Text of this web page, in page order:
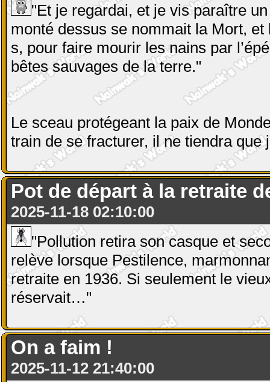
"Et je regardai, et je vis paraître
monté dessus se nommait la Mort,
s, pour faire mourir les nains par
bêtes sauvages de la terre."
Le sceau protégeant la paix de
train de se fracturer, il ne tiendra
Pot de départ à la retraite
2025-11-18 02:10:00
"Pollution retira son casque et
relève lorsque Pestilence,
retraite en 1936. Si seulement le
réservait…"
On a faim !
2025-11-12 21:40:00